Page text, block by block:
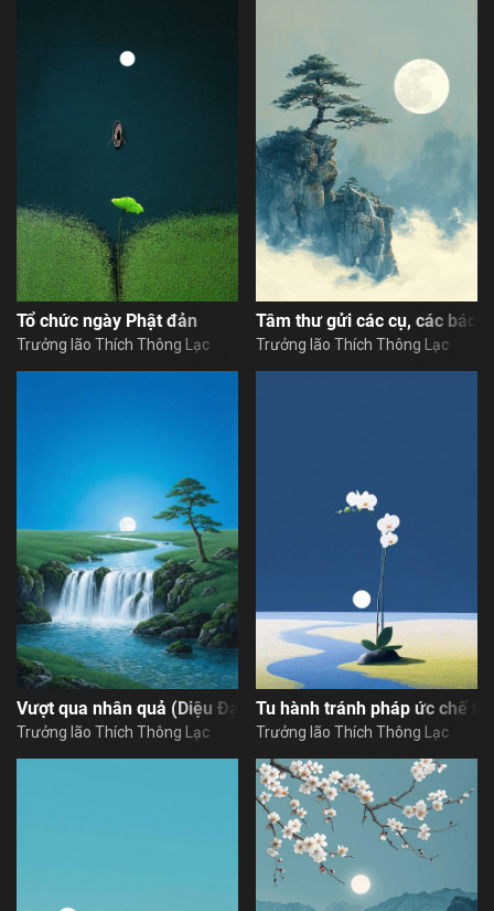
Tổ chức ngày Phật đản
Trưởng lão Thích Thông Lạc
Tâm thư gửi các cụ, các bác
Trưởng lão Thích Thông Lạc
Vượt qua nhân quả (Diệu Đạo)
Trưởng lão Thích Thông Lạc
Tu hành tránh pháp ức chế
Trưởng lão Thích Thông Lạc